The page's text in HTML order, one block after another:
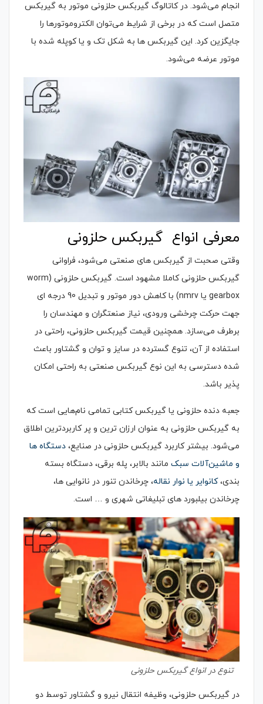
انجام می‌شود. در کاتالوگ گیربکس حلزونی موتور به گیربکس
متصل است که در برخی از شرایط می‌توان الکتروموتورها را
جایگزین کرد. این گیربکس ها به شکل تک و یا کوپله شده با
موتور عرضه می‌شود.
معرفی انواع گیربکس حلزونی
وقتی صحبت از گیربکس های صنعتی می‌شود، فراوانی
گیربکس حلزونی کاملا مشهود است. گیربکس حلزونی (worm
gearbox یا nmrv) با کاهش دور موتور و تبدیل 90 درجه ای
جهت حرکت چرخشی ورودی، نیاز صنعتگران و مهندسان را
برطرف می‌سازد. همچنین قیمت گیربکس حلزونی، راحتی در
استفاده از آن، تنوع گسترده در سایز و توان و گشتاور باعث
شده دسترسی به این نوع گیربکس صنعتی به راحتی امکان
پذیر باشد.
جعبه دنده حلزونی یا گیربکس کتابی تمامی نام‌هایی است که
به گیربکس حلزونی به عنوان ارزان ترین و پر کاربردترین اطلاق
می‌شود. بیشتر کاربرد گیربکس حلزونی در صنایع، دستگاه ها
و ماشین‌آلات سبک مانند بالابر، پله برقی، دستگاه بسته
بندی،کانوایر یا نوار نقاله، چرخاندن تنور در نانوایی ها،
چرخاندن بیلبورد های تبلیغاتی شهری و … است.
تنوع در انواع گیربکس حلزونی
در گیربکس حلزونی، وظیفه انتقال نیرو و گشتاور توسط دو